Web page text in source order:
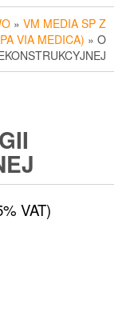
» VM MEDIA SP Z
VIA MEDICA) » O
VAT)